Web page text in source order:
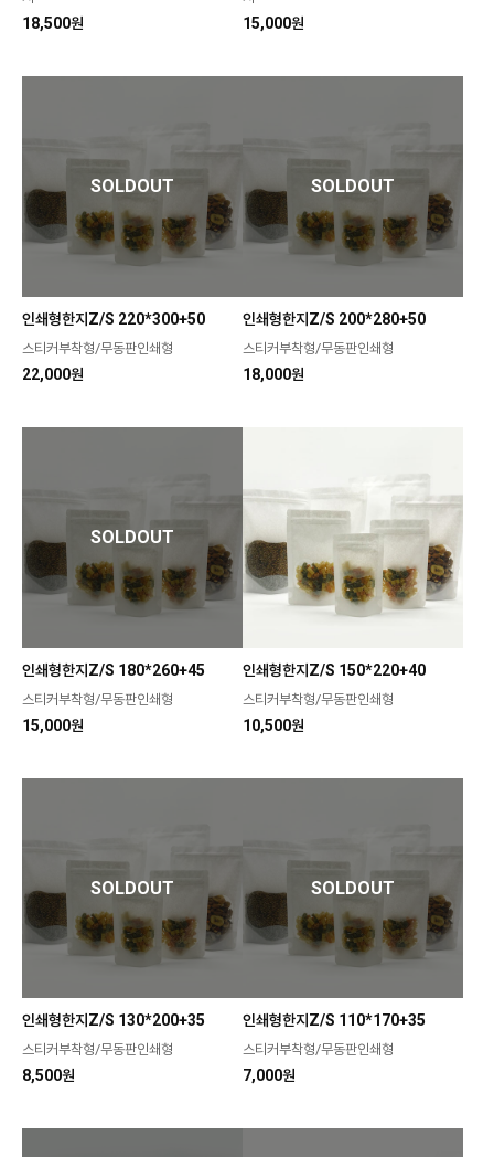
18,500원 15,000원
SOLDOUT
인쇄형한지Z/S 220*300+50
스티커부착형/무동판인쇄형
22,000원
SOLDOUT
인쇄형한지Z/S 200*280+50
스티커부착형/무동판인쇄형
18,000원
SOLDOUT
인쇄형한지Z/S 180*260+45
스티커부착형/무동판인쇄형
15,000원
인쇄형한지Z/S 150*220+40
스티커부착형/무동판인쇄형
10,500원
SOLDOUT
인쇄형한지Z/S 130*200+35
스티커부착형/무동판인쇄형
8,500원
SOLDOUT
인쇄형한지Z/S 110*170+35
스티커부착형/무동판인쇄형
7,000원